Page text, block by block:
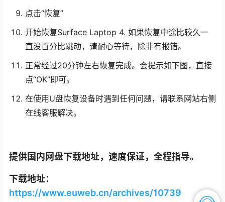
点击“恢复”
开始恢复Surface Laptop 4. 如果恢复中途比较久一
直没百分比跳动，请耐心等待，除非有报错。
正常经过20分钟左右恢复完成。会提示如下图，直接
点“OK”即可。
在使用U盘恢复设备时遇到任何问题，请联系网站右侧
在线客服解决。
提供国内网盘下载地址，速度保证，全程指导。
下载地址：
https://www.euweb.cn/archives/10739